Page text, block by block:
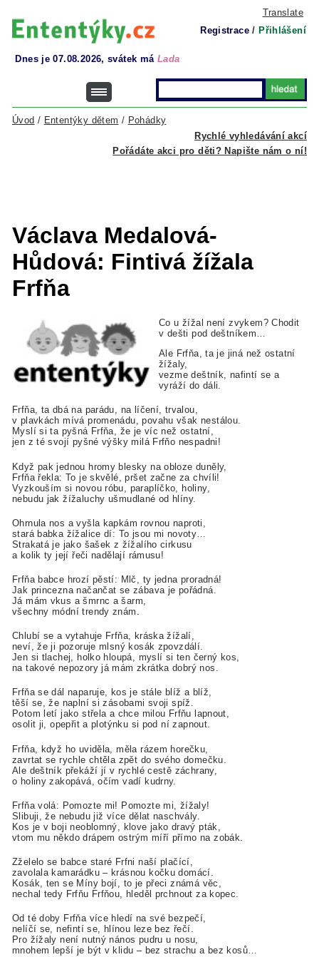
Translate
Registrace / Přihlášení
Dnes je 07.08.2026, svátek má Lada
Rychlé vyhledávání akcí
Úvod / Ententýky dětem / Pohádky
Pořádáte akci pro děti? Napište nám o ní!
Václava Medalová-
Hůdová: Fintivá žížala
Frfňa
Co u žížal není zvykem? Chodit
v dešti pod deštníkem…
Ale Frfňa, ta je jiná než ostatní
žížaly,
vezme deštník, nafintí se a
vyráží do dáli.
Frfňa, ta dbá na parádu, na líčení, trvalou,
v plavkách mívá promenádu, povahu však nestálou.
Myslí si ta pyšná Frfňa, že je víc než ostatní,
jen z té svojí pyšné výšky milá Frfňo nespadni!
Když pak jednou hromy blesky na obloze duněly,
Frfňa řekla: To je skvělé, pršet začne za chvíli!
Vyzkouším si novou róbu, paraplíčko, holiny,
nebudu jak žížaluchy ušmudlané od hlíny.
Ohrnula nos a vyšla kapkám rovnou naproti,
stará babka žížalice dí: To jsou mi novoty…
Strakatá je jako šašek z žížalího cirkusu
a kolik ty její řeči nadělají rámusu!
Frfňa babce hrozí pěstí: Mlč, ty jedna proradná!
Jak princezna načančat se zábava je pořádná.
Já mám vkus a šmrnc a šarm,
všechny módní trendy znám.
Chlubí se a vytahuje Frfňa, kráska žížalí,
neví, že ji pozoruje mlsný kosák zpovzdálí.
Jen si tlachej, holko hloupá, myslí si ten černý kos,
na takové nepozory já mám zkrátka dobrý nos.
Frfňa se dál naparuje, kos je stále blíž a blíž,
těší se, že naplní si zásobami svoji spíž.
Potom letí jako střela a chce milou Frfňu lapnout,
osolit ji, opepřit a plotýnku si pod ní zapnout.
Frfňa, když ho uviděla, měla rázem horečku,
zavrtat se rychle chtěla zpět do svého domečku.
Ale deštník překáží jí v rychlé cestě záchrany,
o holiny zakopává, očím vadí kudrny.
Frfňa volá: Pomozte mi! Pomozte mi, žížaly!
Slibuji, že nebudu již více dělat naschvály.
Kos je v boji neoblomný, klove jako dravý pták,
vtom mu někdo drápem ostrým míří přímo na zobák.
Zželelo se babce staré Frfni naší plačící,
zavolala kamarádku – krásnou kočku domácí.
Kosák, ten se Míny bojí, to je přeci známá věc,
nechal tedy Frfňu Frfňou, hleděl prchnout za kopec.
Od té doby Frfňa více hledí na své bezpečí,
nelíčí se, nefintí se, hlínou leze bez řečí.
Pro žížaly není nutný nános pudru u nosu,
mnohem lepší je být v klidu – bez strachu a bez kosů…